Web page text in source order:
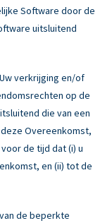
Software door de
uitsluitend
Uw verkrijging en/of
op de
die van een
Overeenkomst,
de tijd dat (i) u
en (ii) tot de
de beperkte